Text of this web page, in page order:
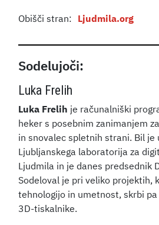
Obišči stran: Ljudmila.org
Sodelujoči:
Luka Frelih
Luka Frelih je računalniški
heker s posebnim zanimanjem
in snovalec spletnih strani. Bil je
Ljubljanskega laboratorija za
Ljudmila in je danes predsednik
Sodeloval je pri veliko projektih,
tehnologijo in umetnost, skrbi
3D-tiskalnike.